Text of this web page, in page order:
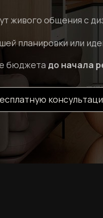
или идеи
до начала
консультацию